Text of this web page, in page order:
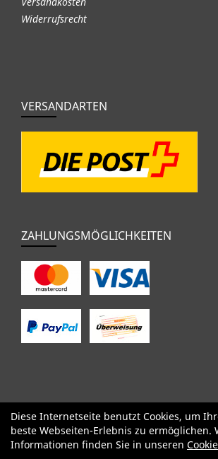
Widerrufsrecht
VERSANDARTEN
ZAHLUNGSMÖGLICHKEITEN
SALE Specialized Factor Cervélo
Pinarello
OPEN Kids / BMX
Zubehör
Sale
Diese Internetseite benutzt Cookies, um
beste Webseiten-Erlebnis zu ermöglichen.
Informationen finden Sie in unseren